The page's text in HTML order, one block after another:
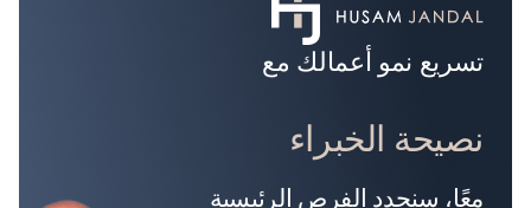
تسريع نمو أعمالك مع
نصيحة الخبراء
معًا، سنحدد الفرص الرئيسية